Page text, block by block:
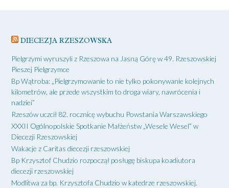
DIECEZJA RZESZOWSKA
Pielgrzymi wyruszyli z Rzeszowa na Jasną Górę w 49. Rzeszowskiej
Pieszej Pielgrzymce
Bp Wątroba: „Pielgrzymowanie to nie tylko pokonywanie kolejnych
kilometrów, ale przede wszystkim to droga wiary, nawrócenia i
nadziei”
Rzeszów uczcił 82. rocznicę wybuchu Powstania Warszawskiego
XXXII Ogólnopolskie Spotkanie Małżeństw „Wesele Wesel” w
Diecezji Rzeszowskiej
Wakacje z Caritas diecezji rzeszowskiej
Bp Krzysztof Chudzio rozpoczął posługę biskupa koadiutora
diecezji rzeszowskiej
Modlitwa za bp. Krzysztofa Chudzio w katedrze rzeszowskiej.